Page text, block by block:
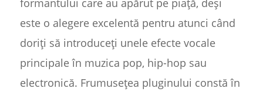
formantului care au apărut pe piață, deși
este o alegere excelentă pentru atunci când
doriți să introduceți unele efecte vocale
principale în muzica pop, hip-hop sau
electronică. Frumusețea pluginului constă în